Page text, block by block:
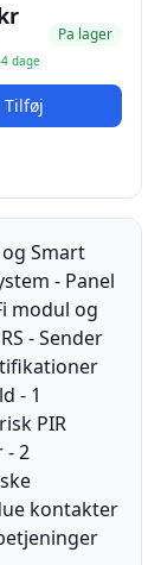
dage
Pa lager
Tilføj